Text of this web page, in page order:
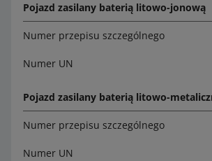
Pojazd zasilany baterią litowo-jonową
Numer przepisu szczególnego
Numer UN
Pojazd zasilany baterią litowo-
Numer przepisu szczególnego
Numer UN